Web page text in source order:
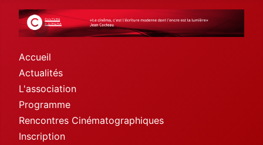
Accueil
Actualités
L'association
Programme
Rencontres Cinématographiques
Inscription